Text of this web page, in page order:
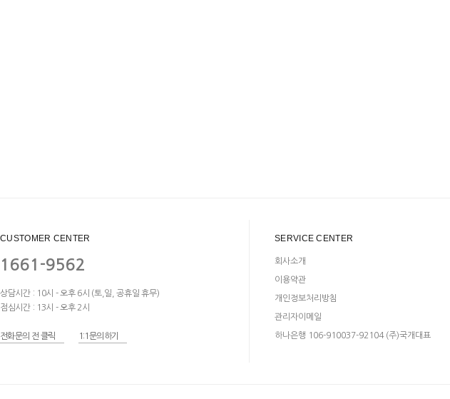
CUSTOMER CENTER
1661-9562
상담시간 : 10시 - 오후 6시 (토,일, 공휴일 휴무)
점심시간 : 13시 - 오후 2시
전화문의 전 클릭 1:1문의하기
SERVICE CENTER
회사소개
이용약관
개인정보처리방침
관리자이메일
하나은행 106-910037-92104 (주)국개대표